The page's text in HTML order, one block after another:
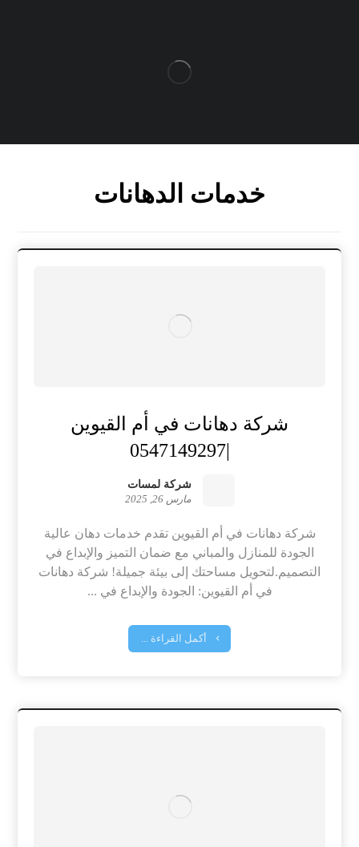
خدمات الدهانات
شركة دهانات في أم القيوين
|0547149297
شركة لمسات
مارس 26, 2025
شركة دهانات في أم القيوين تقدم خدمات دهان عالية
الجودة للمنازل والمباني مع ضمان التميز والإبداع في
التصميم.لتحويل مساحتك إلى بيئة جميلة! شركة دهانات
في أم القيوين: الجودة والإبداع في ...
أكمل القراءة ...